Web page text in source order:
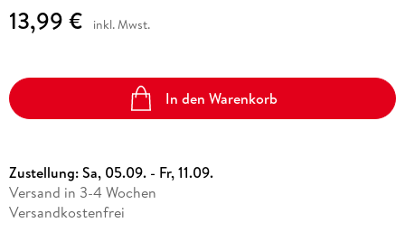
13,99 € inkl. Mwst.
In den Warenkorb
Zustellung:Sa, 05.09. - Fr, 11.09.
Versand in 3-4 Wochen
Versandkostenfrei